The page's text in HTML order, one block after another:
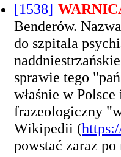
[1538]
Benderów.
do szpitala
sprawie tego
właśnie w
frazeologiczny
Wikipedii (
powstać zaraz